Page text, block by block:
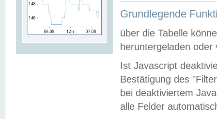
Grundlegende
über die Tabelle
heruntergeladen oder
Ist Javascript
Bestätigung des
bei deaktiviertem
alle Felder